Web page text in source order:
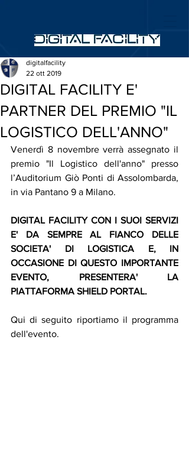
DIGITAL FACILITY E'
PARTNER DEL PREMIO "IL
LOGISTICO DELL'ANNO"
digitalfacility
22 ott 2019
Venerdì 8 novembre verrà assegnato il
premio "Il Logistico dell'anno" presso
l’Auditorium Giò Ponti di Assolombarda,
in via Pantano 9 a Milano.
DIGITAL FACILITY CON I SUOI SERVIZI
E' DA SEMPRE AL FIANCO DELLE
SOCIETA' DI LOGISTICA E, IN
OCCASIONE DI QUESTO IMPORTANTE
EVENTO, PRESENTERA' LA
PIATTAFORMA SHIELD PORTAL.
Qui di seguito riportiamo il programma
dell'evento.